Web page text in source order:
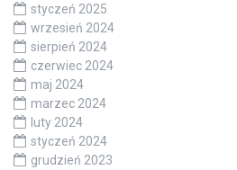
styczeń 2025
wrzesień 2024
sierpień 2024
czerwiec 2024
maj 2024
marzec 2024
luty 2024
styczeń 2024
grudzień 2023